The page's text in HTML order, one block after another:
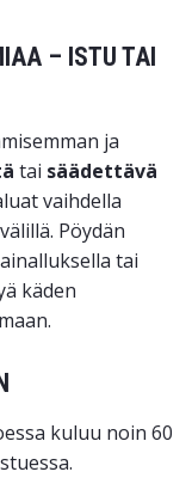
– ISTU TAI
ja
tai säädettävä
vaihdella
Pöydän
tai
käden
kuluu noin 60